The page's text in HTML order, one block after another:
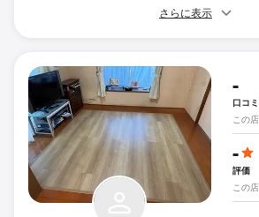
さらに表示
-
口コ
この
-
評価
この